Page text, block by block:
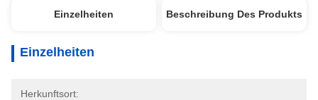
Einzelheiten Beschreibung Des Produkts
Einzelheiten
Herkunftsort: